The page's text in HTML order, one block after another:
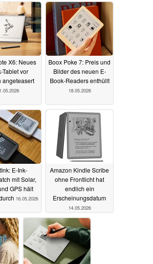
X6: Neues
Tablet vor
angeteasert
Boox Poke 7: Preis und
Bilder des neuen E-
Book-Readers enthüllt
18.05.2026
E-Ink-
mit Solar,
GPS hält
16.05.2026
Amazon Kindle Scribe
ohne Frontlicht hat
endlich ein
Erscheinungsdatum
14.05.2026